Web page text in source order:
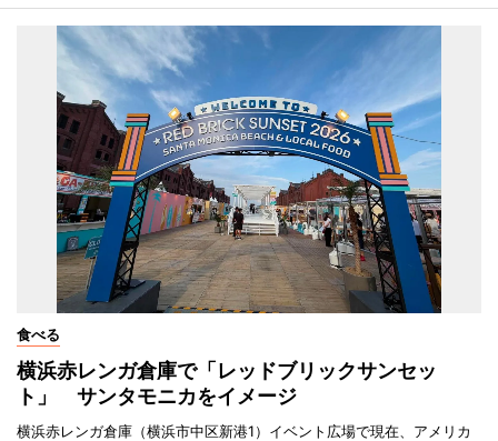
食べる
横浜赤レンガ倉庫で「レッドブリックサンセッ
ト」 サンタモニカをイメージ
横浜赤レンガ倉庫（横浜市中区新港1）イベント広場で現在、アメリカ